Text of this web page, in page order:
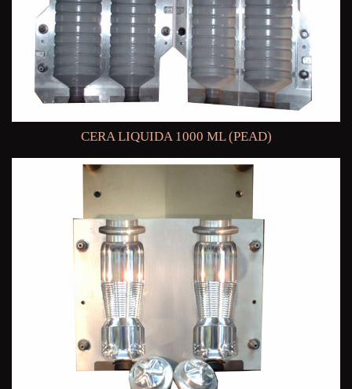
CERA LIQUIDA 1000 ML (PEAD)